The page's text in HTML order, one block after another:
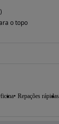
o topo
Repações rápidas